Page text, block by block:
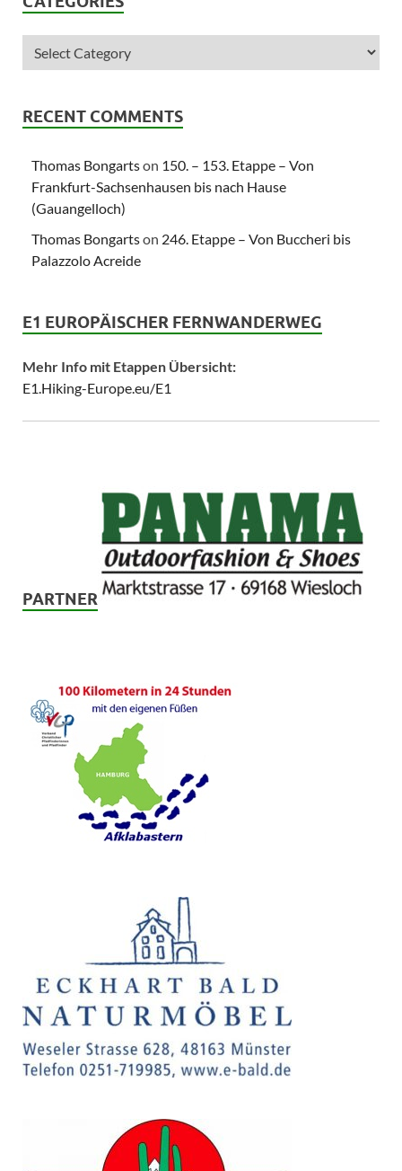
RECENT COMMENTS
Thomas Bongartson 150. – 153. Etappe – Von
Frankfurt-Sachsenhausen bis nach Hause
(Gauangelloch)
Thomas Bongartson 246. Etappe – Von Buccheri bis
Palazzolo Acreide
E1 EUROPÄISCHER FERNWANDERWEG
Mehr Info mit Etappen Übersicht:
E1.Hiking-Europe.eu/E1
PARTNER